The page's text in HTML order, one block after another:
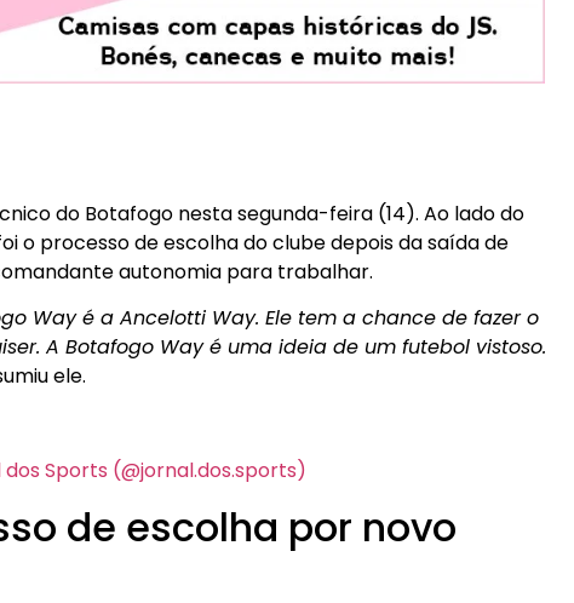
do Botafogo nesta segunda-feira (14). Ao lado do
o processo de escolha do clube depois da saída de
autonomia para trabalhar.
Way é a Ancelotti Way. Ele tem a chance de fazer o
A Botafogo Way é uma ideia de um futebol vistoso.
ele.
Sports (@jornal.dos.sports)
de escolha por novo